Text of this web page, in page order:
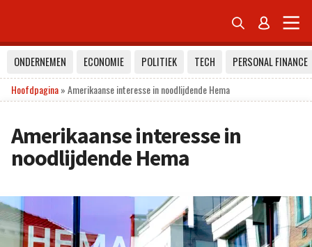
 
ONDERNEMEN ECONOMIE POLITIEK TECH
PERSONAL FINANCE
Hoofdpagina»Amerikaanse interesse in noodlijdende Hema
Amerikaanse interesse in
noodlijdende Hema